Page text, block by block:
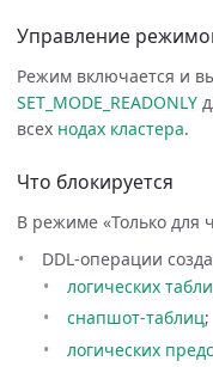
Управление
Режим включается и
SET_MODE_READONLY
всех нодах кластера.
Что блокируется
В режиме «Только для
DDL-операции
логических
снапшот-таблиц;
логических